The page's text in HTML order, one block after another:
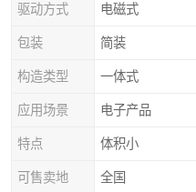
驱动方式 电磁式
包装 简装
构造类型 一体式
应用场景 电子产品
特点 体积小
可售卖地 全国